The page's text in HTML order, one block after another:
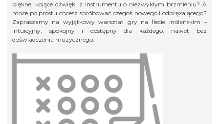
piękne, kojące dźwięki z instrumentu o niezwykłym brzmieniu? A
może po prostu chcesz spróbować czegoś nowego i odprężającego?
Zapraszamy na wyjątkowy warsztat gry na flecie indiańskim –
intuicyjny, spokojny i dostępny dla każdego, nawet bez
doświadczenia muzycznego.